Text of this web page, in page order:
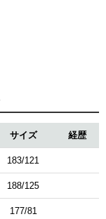
サイズ 経歴
183/121
188/125
177/81